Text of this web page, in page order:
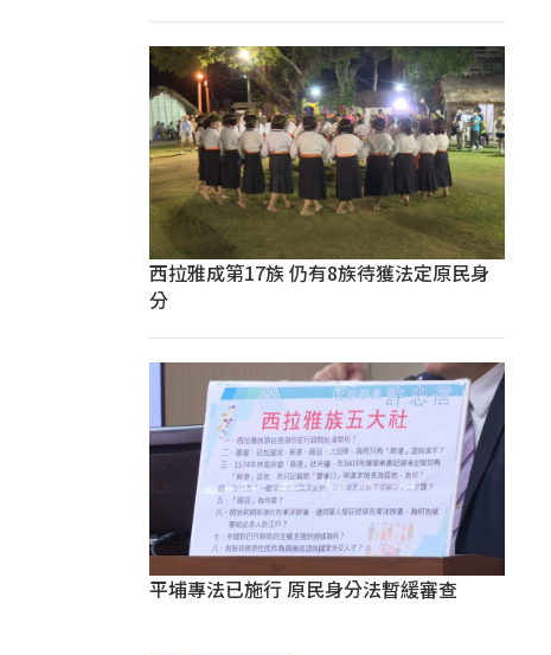
西拉雅成第17族 仍有8族待獲法定原民身
分
平埔專法已施行 原民身分法暫緩審查